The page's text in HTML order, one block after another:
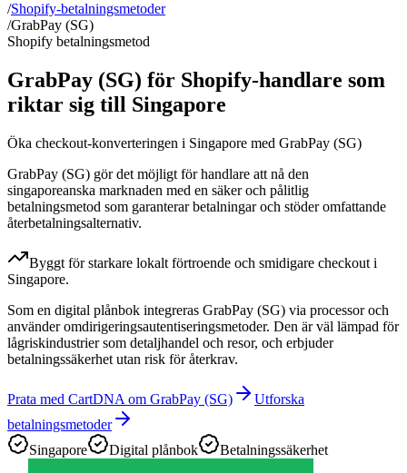
/Shopify-betalningsmetoder
/GrabPay (SG)
Shopify betalningsmetod
GrabPay (SG) för Shopify-handlare som
riktar sig till Singapore
Öka checkout-konverteringen i Singapore med GrabPay (SG)
GrabPay (SG) gör det möjligt för handlare att nå den
singaporeanska marknaden med en säker och pålitlig
betalningsmetod som garanterar betalningar och stöder omfattande
återbetalningsalternativ.
Byggt för starkare lokalt förtroende och smidigare checkout i
Singapore.
Som en digital plånbok integreras GrabPay (SG) via processor och
använder omdirigeringsautentiseringsmetoder. Den är väl lämpad för
lågriskindustrier som detaljhandel och resor, och erbjuder
betalningssäkerhet utan risk för återkrav.
Prata med CartDNA om GrabPay (SG)
Utforska
betalningsmetoder
Singapore
Digital plånbok Betalningssäkerhet